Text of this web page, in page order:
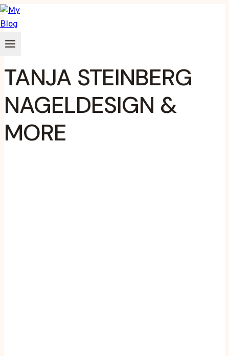
Zum
Inhalt
springen
TANJA STEINBERG
NAGELDESIGN &
MORE